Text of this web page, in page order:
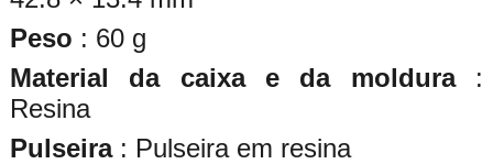
Peso : 60 g
Material da caixa e da moldura:
Resina
Pulseira: Pulseira em resina